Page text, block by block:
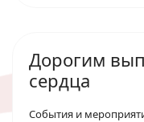
Дорогим
сердца
События и